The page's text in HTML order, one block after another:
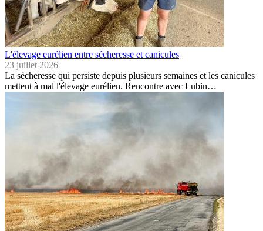
L'élevage eurélien entre sécheresse et canicules
23 juillet 2026
La sécheresse qui persiste depuis plusieurs semaines et les canicules
mettent à mal l'élevage eurélien. Rencontre avec Lubin…